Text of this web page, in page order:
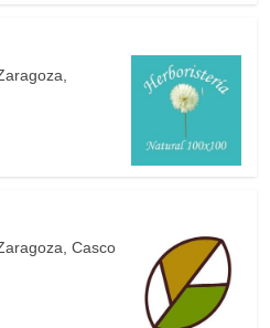
Casco